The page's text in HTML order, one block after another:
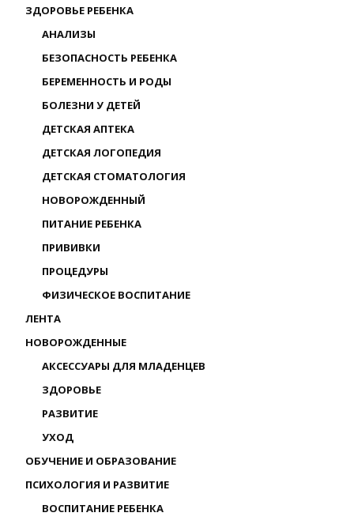
ЗДОРОВЬЕ РЕБЕНКА
АНАЛИЗЫ
БЕЗОПАСНОСТЬ РЕБЕНКА
БЕРЕМЕННОСТЬ И РОДЫ
БОЛЕЗНИ У ДЕТЕЙ
ДЕТСКАЯ АПТЕКА
ДЕТСКАЯ ЛОГОПЕДИЯ
ДЕТСКАЯ СТОМАТОЛОГИЯ
НОВОРОЖДЕННЫЙ
ПИТАНИЕ РЕБЕНКА
ПРИВИВКИ
ПРОЦЕДУРЫ
ФИЗИЧЕСКОЕ ВОСПИТАНИЕ
ЛЕНТА
НОВОРОЖДЕННЫЕ
АКСЕССУАРЫ ДЛЯ МЛАДЕНЦЕВ
ЗДОРОВЬЕ
РАЗВИТИЕ
УХОД
ОБУЧЕНИЕ И ОБРАЗОВАНИЕ
ПСИХОЛОГИЯ И РАЗВИТИЕ
ВОСПИТАНИЕ РЕБЕНКА